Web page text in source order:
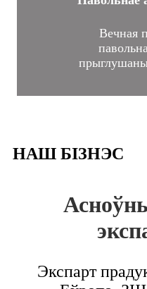
Вечная
НАШ БІЗНЭС
Экспарт